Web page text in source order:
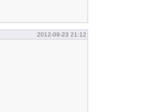
2012-09-23 21:12